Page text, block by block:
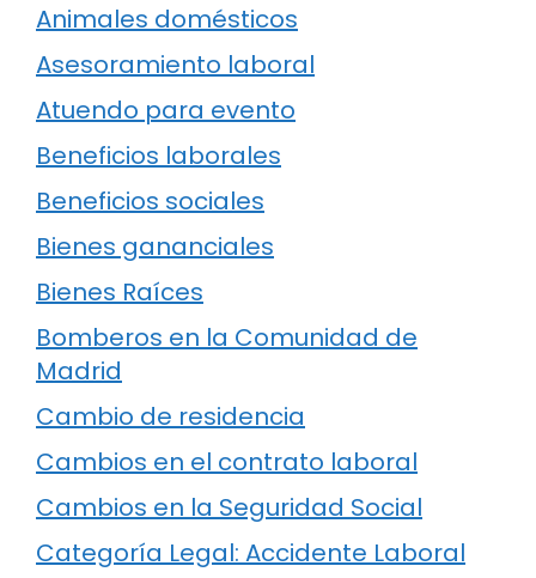
Animales domésticos
Asesoramiento laboral
Atuendo para evento
Beneficios laborales
Beneficios sociales
Bienes gananciales
Bienes Raíces
Bomberos en la Comunidad de
Madrid
Cambio de residencia
Cambios en el contrato laboral
Cambios en la Seguridad Social
Categoría Legal: Accidente Laboral